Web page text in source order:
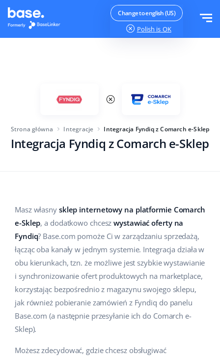
Change to english (US)
Polish is OK
Przegląd funkcji
Magazyn
Najważniejsze funkcje
Sprzedaż na marketplace
Automatyzacja procesów
Zarządzanie wysyłką
Automatyzacja cen
AI dla e-commerce
Obsługa klienta
Wielkość firmy
Dla startujących e-commerce
Dom i ogród
Dziecko
Elektronika
Motoryzacja
Supermarket
Cennik
Pomoc
Akademia
Blog
Usługi
Wdrożenia systemu
Konsultacje i szkolenia
Polski
english (US)
english (GB)
english (IN)
čeština
deutsch
Zaloguj
Wypróbuj za darmo
Strona główna Integracje Integracja Fyndiq z Comarch e-Sklep
Integracja Fyndiq z Comarch e-Sklep
Masz własny sklep internetowy na platformie Comarch
e-Sklep, a dodatkowo chceszwystawiać oferty na
Fyndiq? Base.com pomoże Ci w zarządzaniu sprzedażą,
łącząc oba kanały w jednym systemie. Integracja działa w
obu kierunkach, tzn. że możliwe jest szybkie wystawianie
i synchronizowanie ofert produktowych na marketplace,
korzystając bezpośrednio z magazynu swojego sklepu,
jak również pobieranie zamówień z Fyndiq do panelu
Base.com (a następnie przesyłanie ich do Comarch e-
Sklep).
Możesz zdecydować, gdzie chcesz obsługiwać